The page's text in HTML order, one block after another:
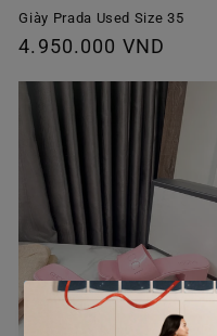
Giày Prada Used Size 35
Giá
thường
4.950.000 VND